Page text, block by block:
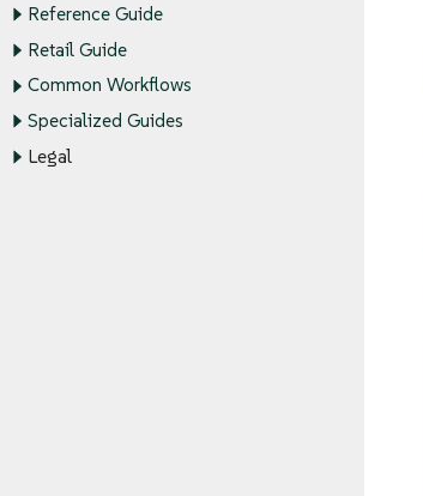
Reference Guide
Retail Guide
Common Workflows
Specialized Guides
Legal